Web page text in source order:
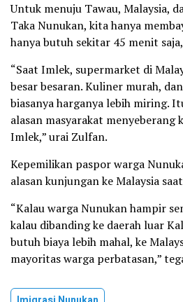
Untuk menuju Tawau, Malaysia,
Taka Nunukan, kita hanya
hanya butuh sekitar 45 menit
“Saat Imlek, supermarket di
besar besaran. Kuliner murah,
biasanya harganya lebih miring.
alasan masyarakat menyeberang
Imlek,” urai Zulfan.
Kepemilikan paspor warga
alasan kunjungan ke Malaysia
“Kalau warga Nunukan hampir
kalau dibanding ke daerah luar
butuh biaya lebih mahal, ke
mayoritas warga perbatasan,”